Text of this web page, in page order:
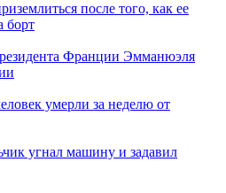
после того, как ее
борт
Франции Эмманюэля
умерли за неделю от
угнал машину и задавил